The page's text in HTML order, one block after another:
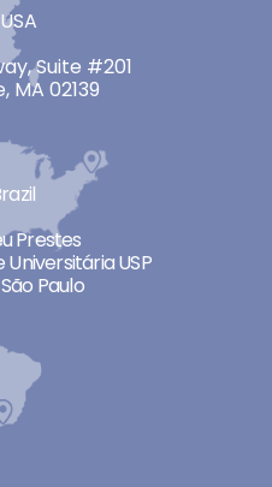
Suite #201
MA 02139
Prestes
Universitária USP
Paulo